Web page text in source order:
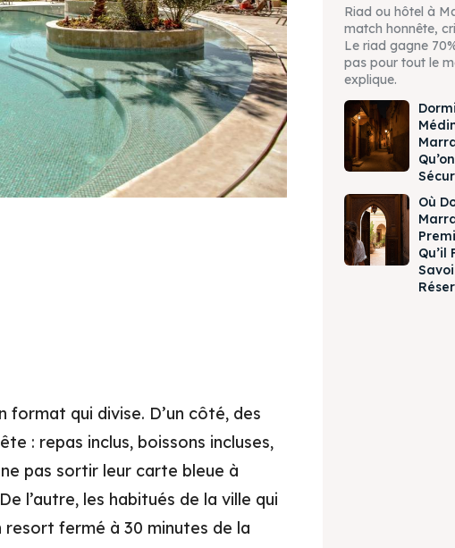
format qui divise. D’un côté, des
: repas inclus, boissons incluses,
pas sortir leur carte bleue à
l’autre, les habitués de la ville qui
resort fermé à 30 minutes de la
Riad ou hôtel à
match honnête,
Le riad gagne
pas pour tout le
explique.
Où